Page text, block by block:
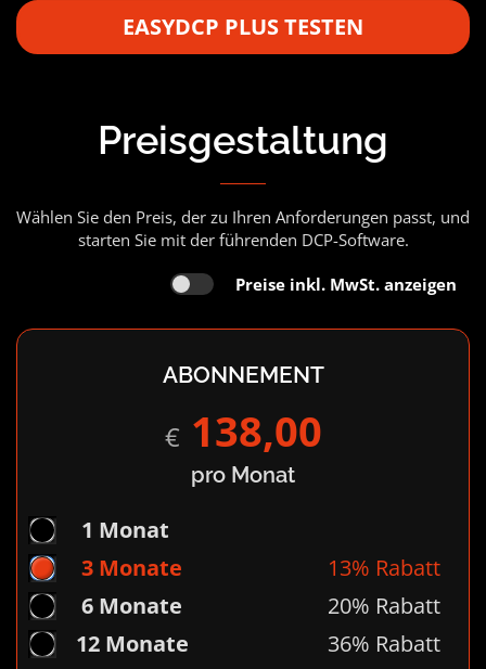
EASYDCP PLUS TESTEN
Preisgestaltung
Wählen Sie den Preis, der zu Ihren Anforderungen passt, und
starten Sie mit der führenden DCP-Software.
Preise inkl. MwSt. anzeigen
ABONNEMENT
€ 138,00
pro Monat
1 Monat
3 Monate
13% Rabatt
6 Monate
20% Rabatt
12 Monate
36% Rabatt